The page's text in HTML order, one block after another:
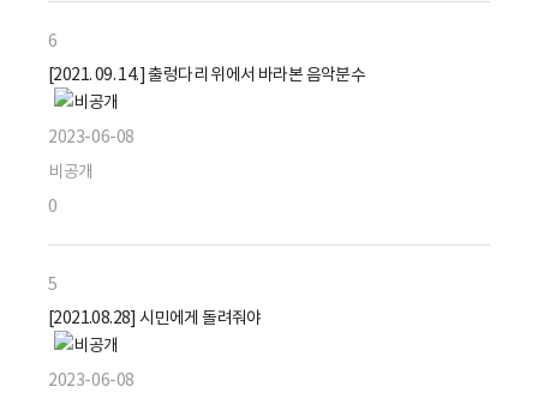
6
[2021. 09. 14.] 출렁다리 위에서 바라본 음악분수
2023-06-08
비공개
0
5
[2021.08.28] 시민에게 돌려줘야
2023-06-08